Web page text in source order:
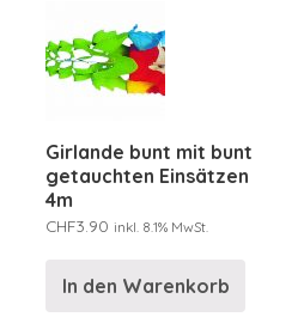
Girlande bunt mit bunt
getauchten Einsätzen
4m
CHF3.90 inkl. 8.1% MwSt.
In den Warenkorb